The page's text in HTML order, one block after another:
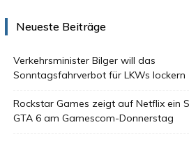
Neueste Beiträge
Verkehrsminister Bilger will das
Sonntagsfahrverbot für LKWs lockern
Rockstar Games zeigt auf Netflix ein
GTA 6 am Gamescom-Donnerstag